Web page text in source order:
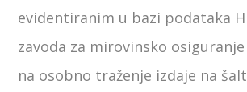
evidentiranim u bazi podataka
zavoda za mirovinsko
na osobno traženje izdaje na